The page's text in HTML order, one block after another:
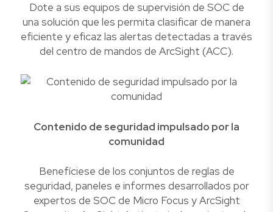
Dote a sus equipos de supervisión de SOC de
una solución que les permita clasificar de manera
eficiente y eficaz las alertas detectadas a través
del centro de mandos de ArcSight (ACC).
Contenido de seguridad impulsado por la
comunidad
Benefíciese de los conjuntos de reglas de
seguridad, paneles e informes desarrollados por
expertos de SOC de Micro Focus y ArcSight